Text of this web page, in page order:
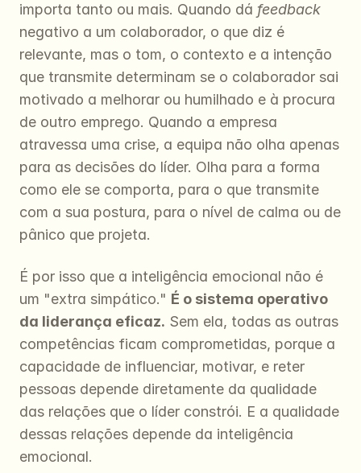
importa tanto ou mais. Quando dá feedback
negativo a um colaborador, o que diz é
relevante, mas o tom, o contexto e a intenção
que transmite determinam se o colaborador sai
motivado a melhorar ou humilhado e à procura
de outro emprego. Quando a empresa
atravessa uma crise, a equipa não olha apenas
para as decisões do líder. Olha para a forma
como ele se comporta, para o que transmite
com a sua postura, para o nível de calma ou de
pânico que projeta.
É por isso que a inteligência emocional não é
um "extra simpático." É o sistema operativo
da liderança eficaz. Sem ela, todas as outras
competências ficam comprometidas, porque a
capacidade de influenciar, motivar, e reter
pessoas depende diretamente da qualidade
das relações que o líder constrói. E a qualidade
dessas relações depende da inteligência
emocional.